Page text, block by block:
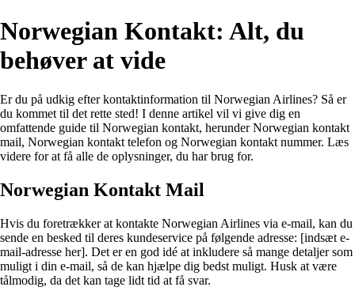
Norwegian Kontakt: Alt, du
behøver at vide
Er du på udkig efter kontaktinformation til Norwegian Airlines? Så er
du kommet til det rette sted! I denne artikel vil vi give dig en
omfattende guide til Norwegian kontakt, herunder Norwegian kontakt
mail, Norwegian kontakt telefon og Norwegian kontakt nummer. Læs
videre for at få alle de oplysninger, du har brug for.
Norwegian Kontakt Mail
Hvis du foretrækker at kontakte Norwegian Airlines via e-mail, kan du
sende en besked til deres kundeservice på følgende adresse: [indsæt e-
mail-adresse her]. Det er en god idé at inkludere så mange detaljer som
muligt i din e-mail, så de kan hjælpe dig bedst muligt. Husk at være
tålmodig, da det kan tage lidt tid at få svar.